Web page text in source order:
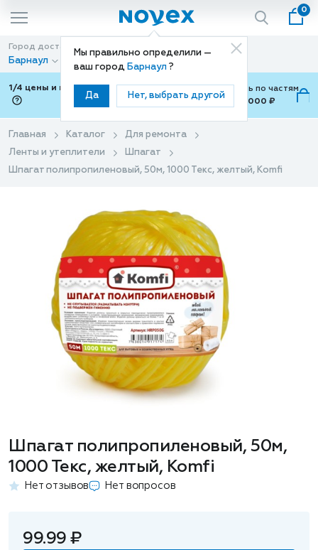
Мы правильно определили —
ваш город Барнаул ?
Да Нет, выбрать другой
0
Город доставки
Барнаул
Способ доставки
Доставка
1/4 цены и покупки ваши с Подели
Можно оплатить по частям
от 700 ₽ до 15,000 ₽
Главная Каталог
Для ремонта
Ленты и утеплители
Шпагат
Шпагат полипропиленовый, 50м, 1000 Текс, желтый, Komfi
Шпагат полипропиленовый, 50м,
1000 Текс, желтый, Komfi
Нет отзывов Нет вопросов
99.99 ₽